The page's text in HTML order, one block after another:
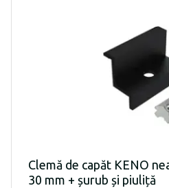
Clemă de capăt KENO
30 mm + șurub și piuliță